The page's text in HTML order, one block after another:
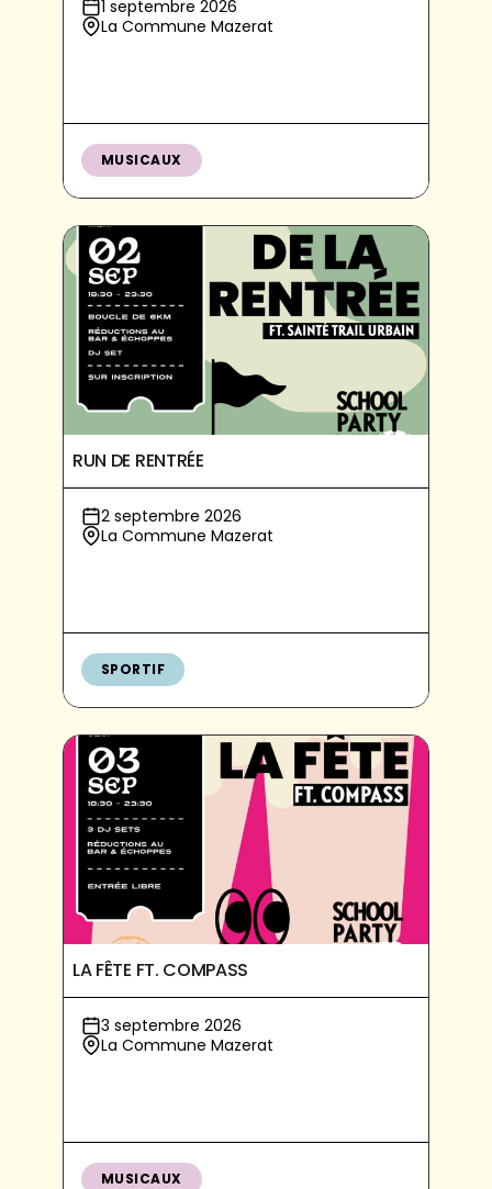
1 septembre 2026
La Commune Mazerat
MUSICAUX
RUN DE RENTRÉE
2 septembre 2026
La Commune Mazerat
SPORTIF
LA FÊTE FT. COMPASS
3 septembre 2026
La Commune Mazerat
MUSICAUX